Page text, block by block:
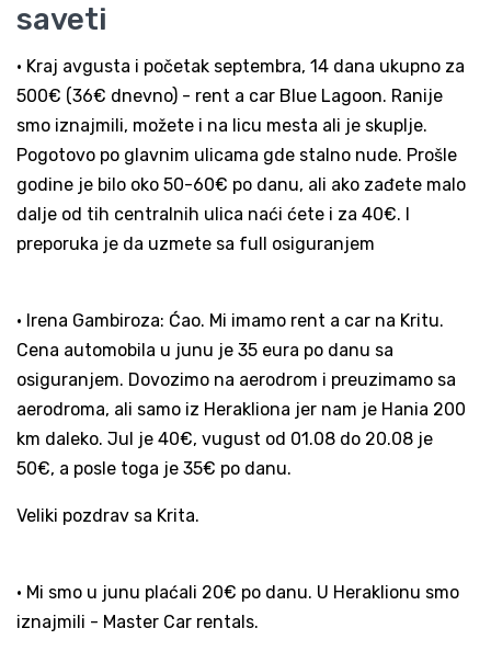
saveti
• Kraj avgusta i početak septembra, 14 dana ukupno za
500€ (36€ dnevno) - rent a car Blue Lagoon. Ranije
smo iznajmili, možete i na licu mesta ali je skuplje.
Pogotovo po glavnim ulicama gde stalno nude. Prošle
godine je bilo oko 50-60€ po danu, ali ako zađete malo
dalje od tih centralnih ulica naći ćete i za 40€. I
preporuka je da uzmete sa full osiguranjem
• Irena Gambiroza: Ćao. Mi imamo rent a car na Kritu.
Cena automobila u junu je 35 eura po danu sa
osiguranjem. Dovozimo na aerodrom i preuzimamo sa
aerodroma, ali samo iz Herakliona jer nam je Hania 200
km daleko. Jul je 40€, vugust od 01.08 do 20.08 je
50€, a posle toga je 35€ po danu.
Veliki pozdrav sa Krita.
• Mi smo u junu plaćali 20€ po danu. U Heraklionu smo
iznajmili - Master Car rentals.